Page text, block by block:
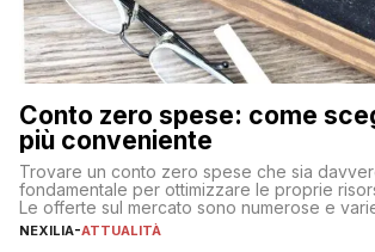
Conto zero spese: come
più conveniente
Trovare un conto zero spese che sia
fondamentale per ottimizzare le proprie
Le offerte sul mercato sono numerose e
individuare quella più adatta alle proprie
NEXILIA-ATTUALITÀ